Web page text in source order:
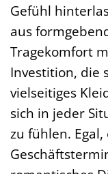
Gefühl
aus
Tragekomfort
Investition, die
vielseitiges
sich in jeder
zu fühlen.